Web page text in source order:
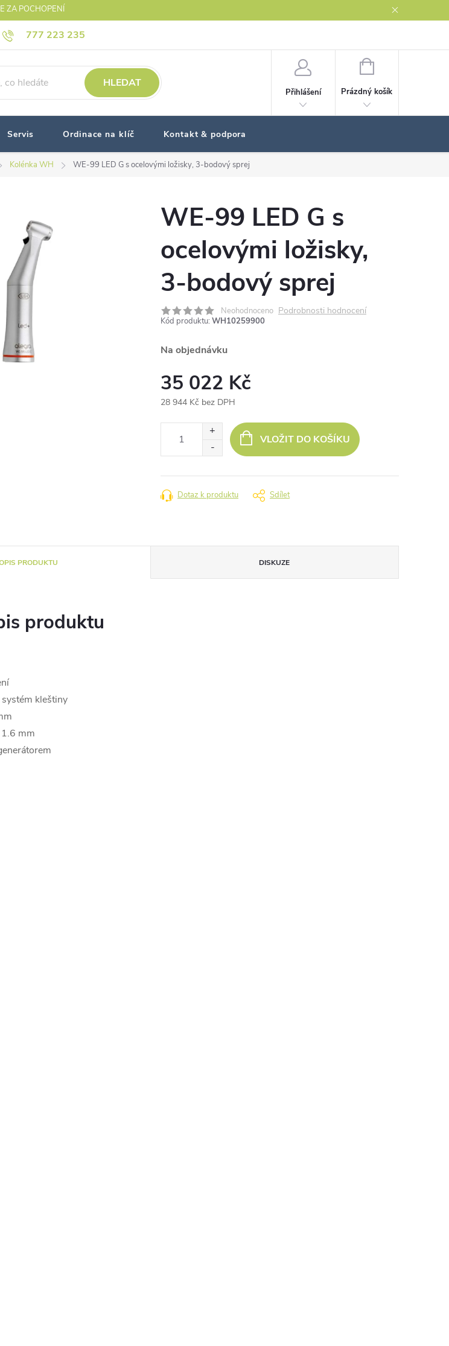
ZA POCHOPENÍ
777 223 235
HLEDAT
Přihlášení
NÁKUPNÍ
Prázdný košík
Servis Ordinace na klíč Kontakt & podpora
Kolénka WH WE-99 LED G s ocelovými ložisky, 3-bodový sprej
WE-99 LED G s
ocelovými ložisky,
3-bodový sprej
Neohodnoceno Podrobnosti hodnocení
Kód produktu: WH10259900
Na objednávku
35 022 Kč
28 944 Kč bez DPH
VLOŽIT DO KOŠÍKU
Dotaz k produktu Sdílet
PRODUKTU DISKUZE
produktu
kleštiny
mm